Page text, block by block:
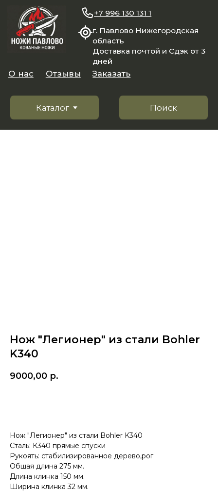
область
Доставка почтой и Сдэк от 3
Поиск
Каталог
Заказать
+7 996 130 131 1
Нож "Легионер" из стали Bohler
K340
9000,00 р.
Нож "Легионер" из стали Bohler K340
Сталь: К340 прямые спуски
Рукоять: стабилизированное дерево,рог
Общая длина 275 мм.
Длина клинка 150 мм.
Ширина клинка 32 мм.
КОНТАКТЫ